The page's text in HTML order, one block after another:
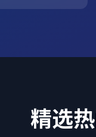
精选